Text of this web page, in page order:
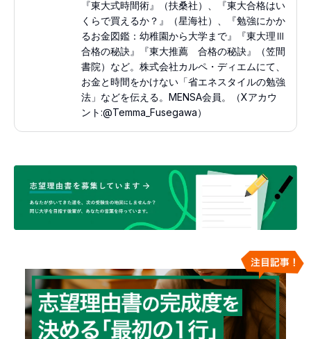
『東大式時間術』（扶桑社）、『東大合格はい
くらで買えるか？』（星海社）、『勉強にかか
るお金図鑑：幼稚園から大学まで』『東大理Ⅲ
合格の秘訣』『東大推薦 合格の秘訣』（笠間
書院）など。株式会社カルペ・ディエムにて、
お金と時間をかけない「省エネスタイルの勉強
法」などを伝える。MENSA会員。（Xアカウ
ント:@Temma_Fusegawa）